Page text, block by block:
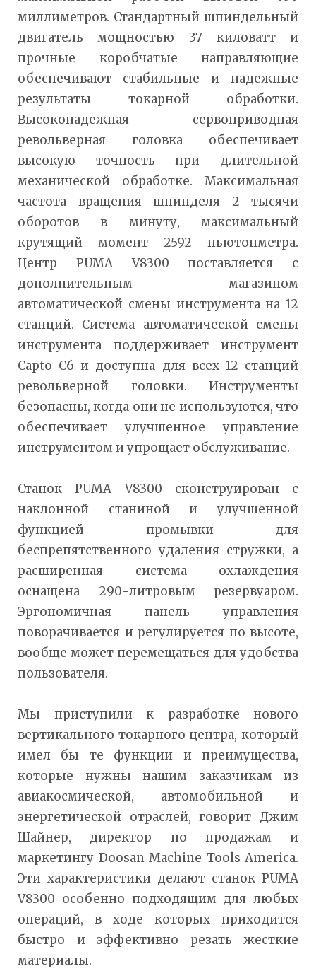
миллиметров. Стандартный шпиндельный
двигатель мощностью 37 киловатт и
прочные коробчатые направляющие
обеспечивают стабильные и надежные
результаты токарной обработки.
Высоконадежная сервоприводная
револьверная головка обеспечивает
высокую точность при длительной
механической обработке. Максимальная
частота вращения шпинделя 2 тысячи
оборотов в минуту, максимальный
крутящий момент 2592 ньютонметра.
Центр PUMA V8300 поставляется с
дополнительным магазином
автоматической смены инструмента на 12
станций. Система автоматической смены
инструмента поддерживает инструмент
Capto C6 и доступна для всех 12 станций
револьверной головки. Инструменты
безопасны, когда они не используются, что
обеспечивает улучшенное управление
инструментом и упрощает обслуживание.
Станок PUMA V8300 сконструирован с
наклонной станиной и улучшенной
функцией промывки для
беспрепятственного удаления стружки, а
расширенная система охлаждения
оснащена 290-литровым резервуаром.
Эргономичная панель управления
поворачивается и регулируется по высоте,
вообще может перемещаться для удобства
пользователя.
Мы приступили к разработке нового
вертикального токарного центра, который
имел бы те функции и преимущества,
которые нужны нашим заказчикам из
авиакосмической, автомобильной и
энергетической отраслей, говорит Джим
Шайнер, директор по продажам и
маркетингу Doosan Machine Tools America.
Эти характеристики делают станок PUMA
V8300 особенно подходящим для любых
операций, в ходе которых приходится
быстро и эффективно резать жесткие
материалы.